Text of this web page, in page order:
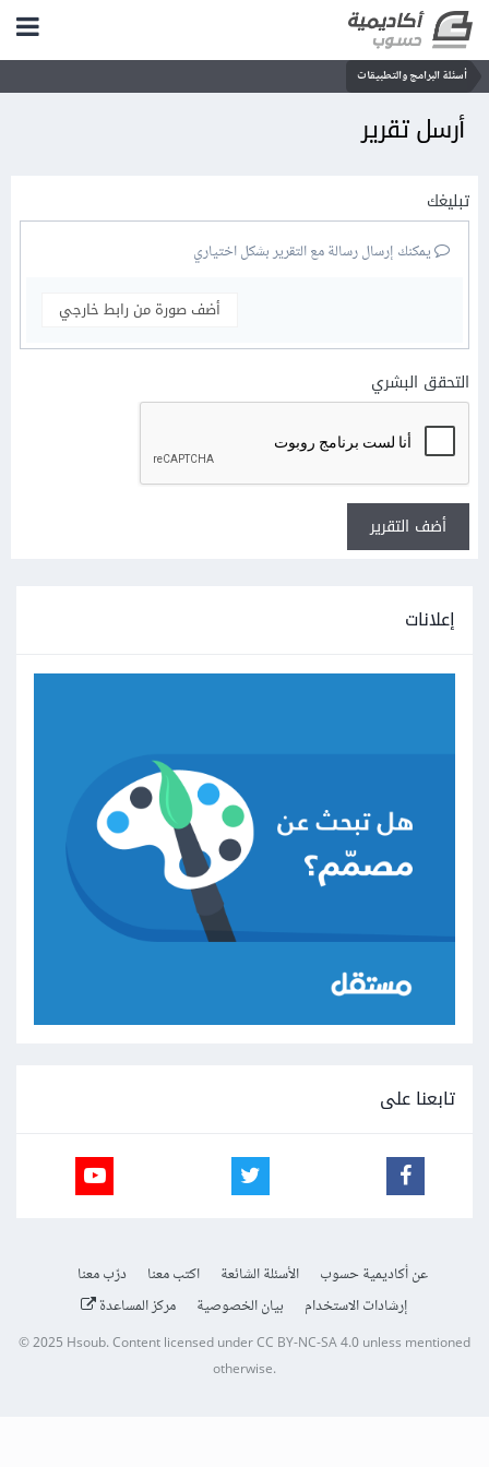
أسئلة البرامج والتطبيقات
أرسل تقرير
تبليغك
يمكنك إرسال رسالة مع التقرير بشكل اختياري
أضف صورة من رابط خارجي
التحقق البشري
أضف التقرير
إعلانات
تابعنا على
عن أكاديمية حسوب الأسئلة الشائعة اكتب معنا
درّب معنا
إرشادات الاستخدام
بيان الخصوصية مركز المساعدة
© 2025 Hsoub.Content licensed underCC BY-NC-SA 4.0unless mentioned
otherwise.